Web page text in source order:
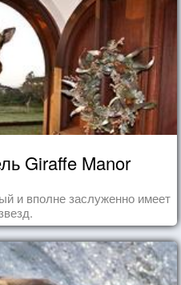
Giraffe Manor
и вполне заслуженно имеет